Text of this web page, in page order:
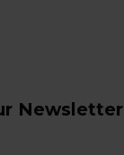
Newsletter